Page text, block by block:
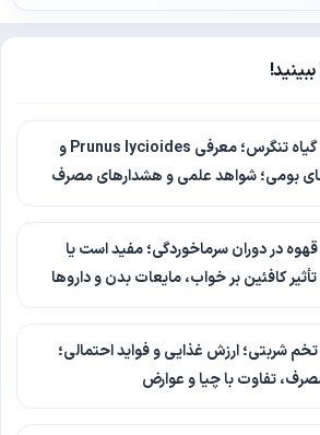
خواص گیاه تنگرس؛ معرفی Prunus lycioides و
بومی؛ شواهد علمی و هشدارهای مصرف
در دوران سرماخوردگی؛ مفید است یا
کافئین بر خواب، مایعات بدن و داروها
شربتی؛ ارزش غذایی و فواید احتمالی؛
تفاوت با چیا و عوارض